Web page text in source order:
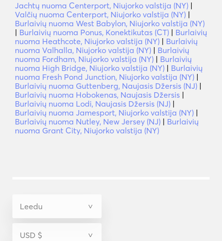
Jachtų nuoma Centerport, Niujorko valstija (NY) |
Valčių nuoma Centerport, Niujorko valstija (NY) |
Burlaivių nuoma West Babylon, Niujorko valstija (NY)
| Burlaivių nuoma Ponus, Konektikutas (CT) | Burlaivių
nuoma Heathcote, Niujorko valstija (NY) | Burlaivių
nuoma Valhalla, Niujorko valstija (NY) | Burlaivių
nuoma Fordham, Niujorko valstija (NY) | Burlaivių
nuoma High Bridge, Niujorko valstija (NY) | Burlaivių
nuoma Fresh Pond Junction, Niujorko valstija (NY) |
Burlaivių nuoma Guttenberg, Naujasis Džersis (NJ) |
Burlaivių nuoma Hobokenas, Naujasis Džersis |
Burlaivių nuoma Lodi, Naujasis Džersis (NJ) |
Burlaivių nuoma Jamesport, Niujorko valstija (NY) |
Burlaivių nuoma Nutley, New Jersey (NJ) | Burlaivių
nuoma Grant City, Niujorko valstija (NY)